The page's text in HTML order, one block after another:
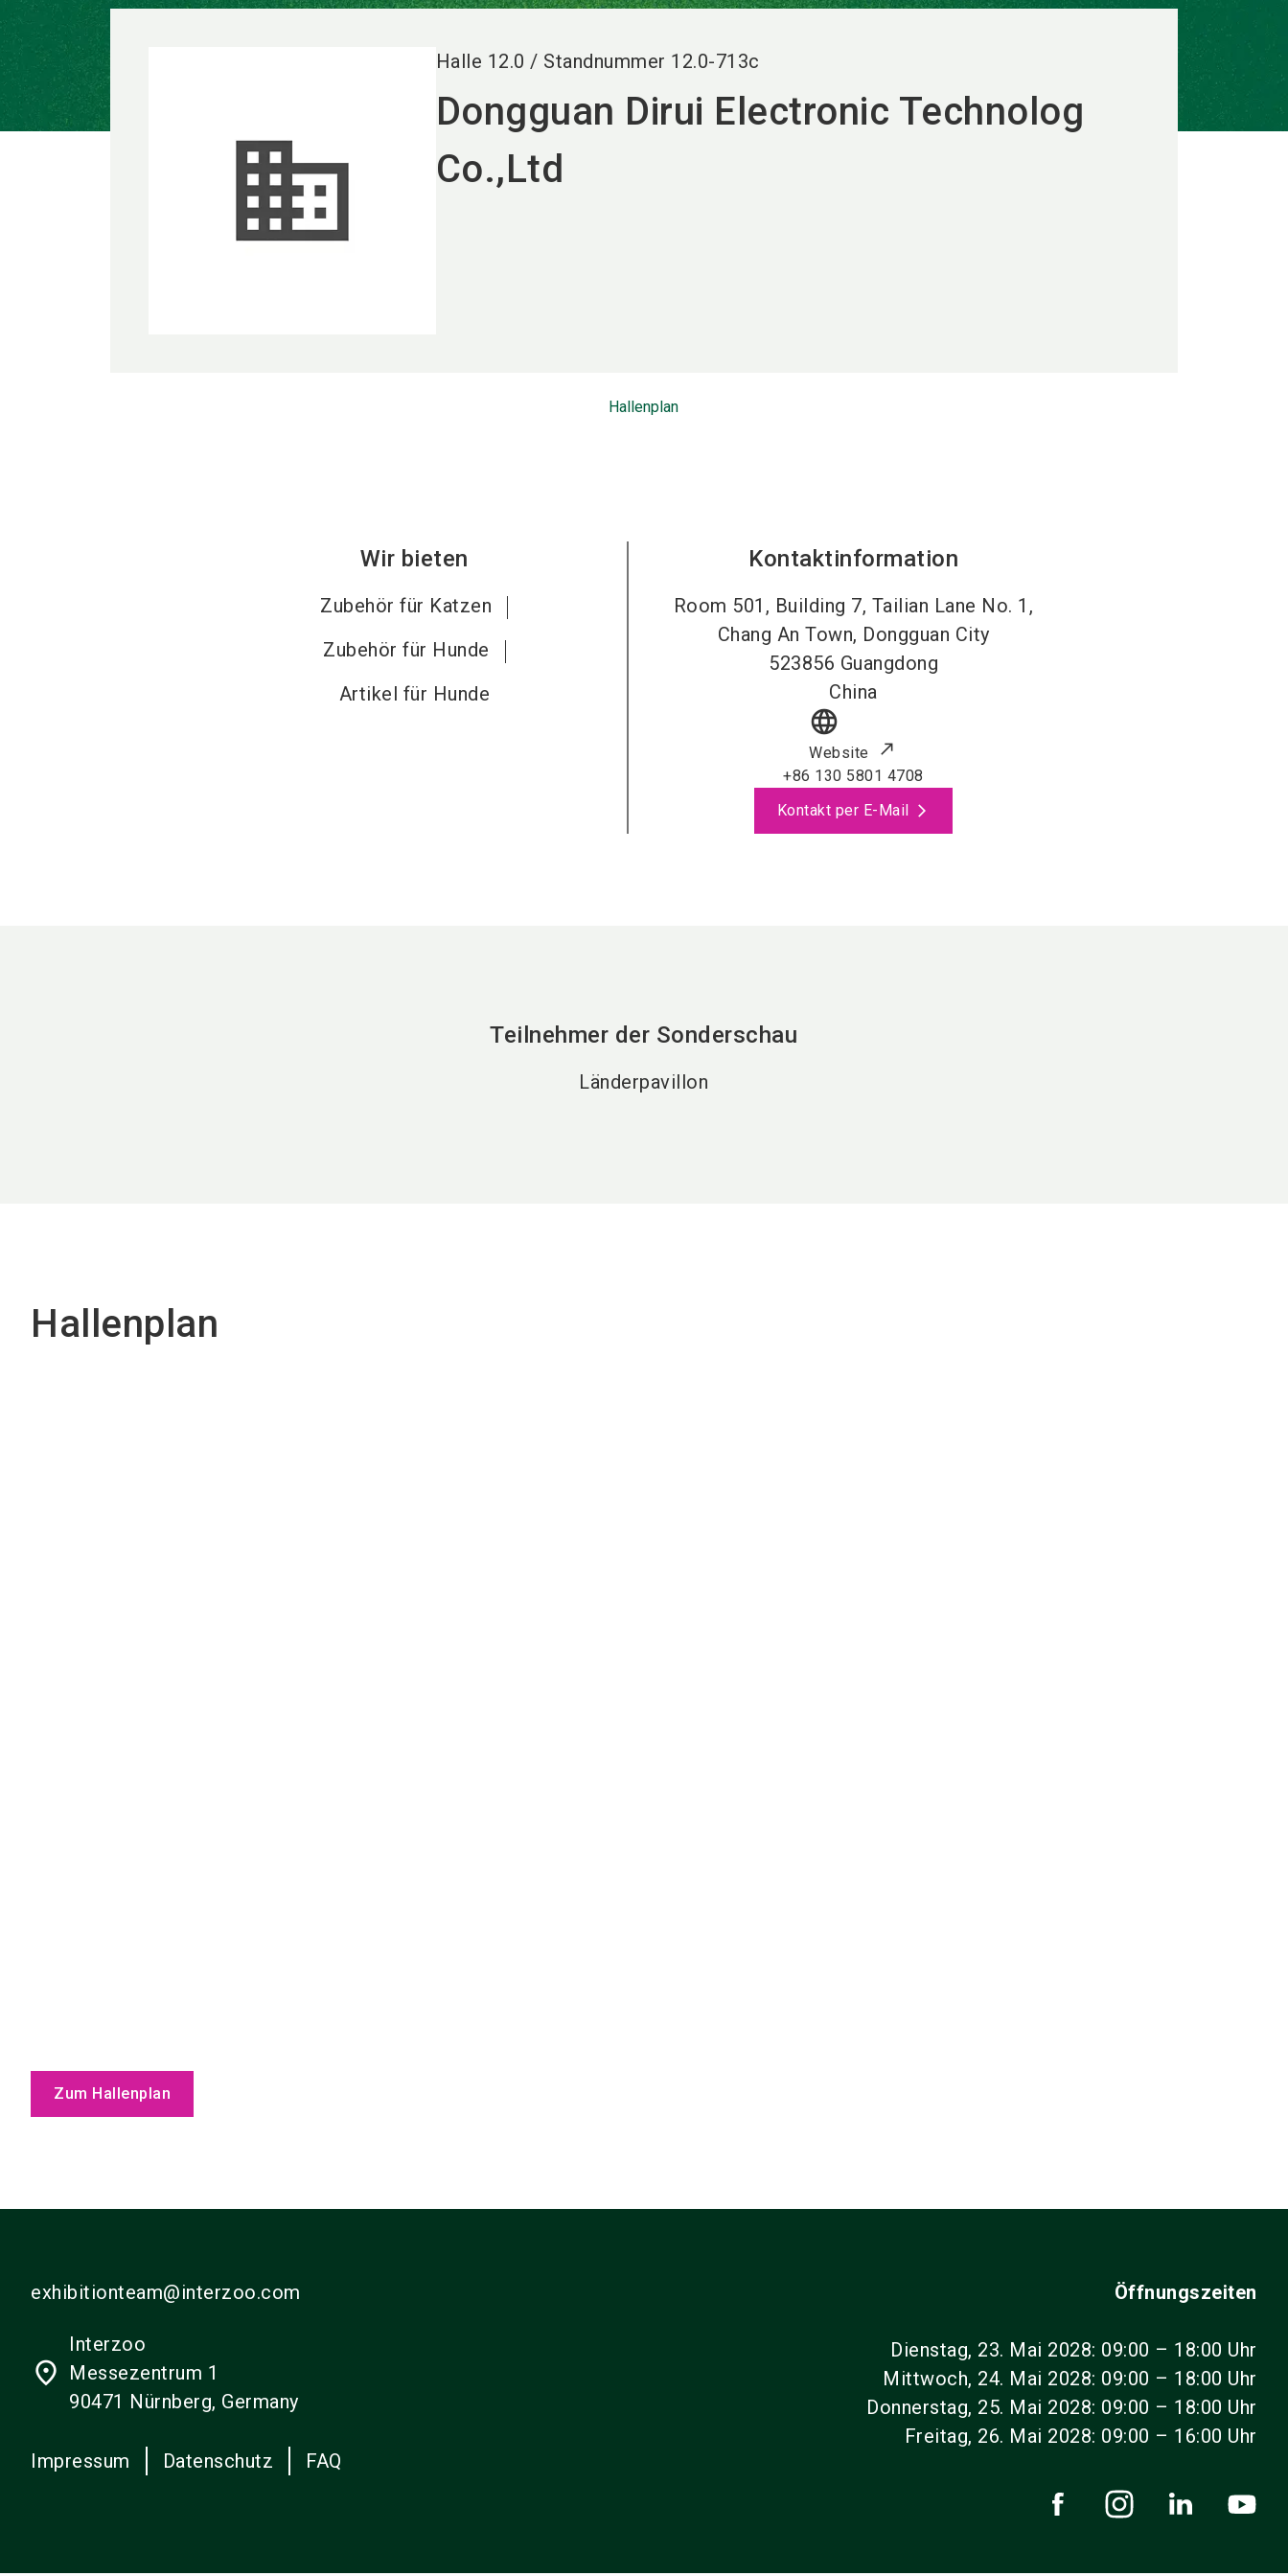
Halle 12.0 / Standnummer 12.0-713c
Dongguan Dirui Electronic Technolog
Co.,Ltd
Hallenplan
Wir bieten
Zubehör für Katzen
Zubehör für Hunde
Artikel für Hunde
Kontaktinformation
Room 501, Building 7, Tailian Lane No. 1,
Chang An Town, Dongguan City
523856 Guangdong
China
language
Website
+86 130 5801 4708
Kontakt per E-Mail
Teilnehmer der Sonderschau
Länderpavillon
Hallenplan
Zum Hallenplan
exhibitionteam@interzoo.com
place
Interzoo
Messezentrum 1
90471 Nürnberg, Germany
Impressum Datenschutz FAQ
Öffnungszeiten
Dienstag, 23. Mai 2028: 09:00 – 18:00 Uhr
Mittwoch, 24. Mai 2028: 09:00 – 18:00 Uhr
Donnerstag, 25. Mai 2028: 09:00 – 18:00 Uhr
Freitag, 26. Mai 2028: 09:00 – 16:00 Uhr